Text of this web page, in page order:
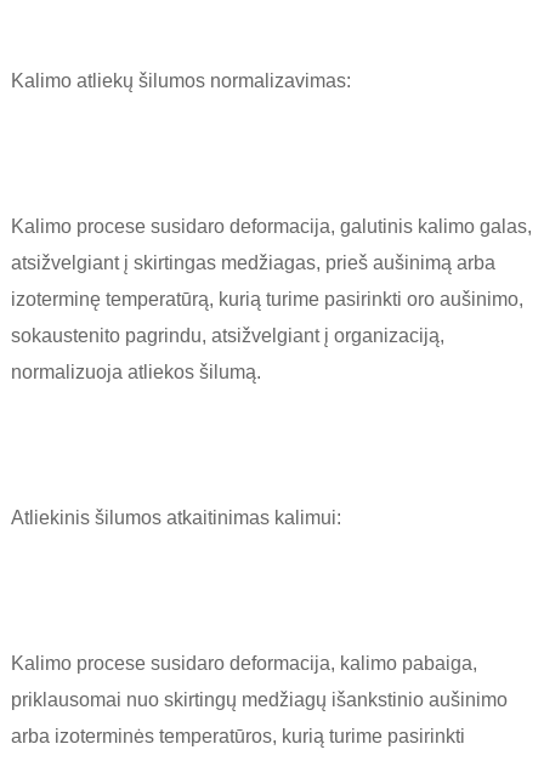
Kalimo atliekų šilumos normalizavimas:
Kalimo procese susidaro deformacija, galutinis kalimo galas,
atsižvelgiant į skirtingas medžiagas, prieš aušinimą arba
izoterminę temperatūrą, kurią turime pasirinkti oro aušinimo,
sokaustenito pagrindu, atsižvelgiant į organizaciją,
normalizuoja atliekos šilumą.
Atliekinis šilumos atkaitinimas kalimui:
Kalimo procese susidaro deformacija, kalimo pabaiga,
priklausomai nuo skirtingų medžiagų išankstinio aušinimo
arba izoterminės temperatūros, kurią turime pasirinkti